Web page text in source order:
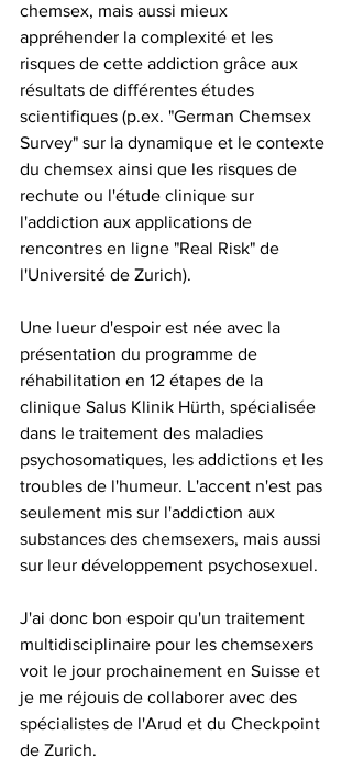
chemsex, mais aussi mieux
appréhender la complexité et les
risques de cette addiction grâce aux
résultats de différentes études
scientifiques (p.ex. "German Chemsex
Survey" sur la dynamique et le contexte
du chemsex ainsi que les risques de
rechute ou l'étude clinique sur
l'addiction aux applications de
rencontres en ligne "Real Risk" de
l'Université de Zurich).
Une lueur d'espoir est née avec la
présentation du programme de
réhabilitation en 12 étapes de la
clinique Salus Klinik Hürth, spécialisée
dans le traitement des maladies
psychosomatiques, les addictions et les
troubles de l'humeur. L'accent n'est pas
seulement mis sur l'addiction aux
substances des chemsexers, mais aussi
sur leur développement psychosexuel.
J'ai donc bon espoir qu'un traitement
multidisciplinaire pour les chemsexers
voit le jour prochainement en Suisse et
je me réjouis de collaborer avec des
spécialistes de l'Arud et du Checkpoint
de Zurich.